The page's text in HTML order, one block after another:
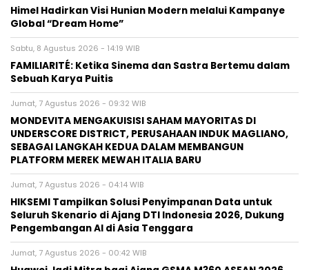
Himel Hadirkan Visi Hunian Modern melalui Kampanye
Global “Dream Home”
Sabtu, 8 Agustus 2026 - 14:19 WIB
FAMILIARITÉ: Ketika Sinema dan Sastra Bertemu dalam
Sebuah Karya Puitis
Jumat, 7 Agustus 2026 - 09:32 WIB
MONDEVITA MENGAKUISISI SAHAM MAYORITAS DI
UNDERSCORE DISTRICT, PERUSAHAAN INDUK MAGLIANO,
SEBAGAI LANGKAH KEDUA DALAM MEMBANGUN
PLATFORM MEREK MEWAH ITALIA BARU
Jumat, 7 Agustus 2026 - 04:14 WIB
HIKSEMI Tampilkan Solusi Penyimpanan Data untuk
Seluruh Skenario di Ajang DTI Indonesia 2026, Dukung
Pengembangan AI di Asia Tenggara
Jumat, 7 Agustus 2026 - 00:42 WIB